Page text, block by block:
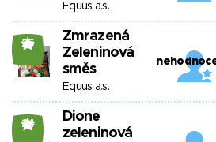
Equus a.s.
25
Zmrazená
Zeleninová
směs
Equus a.s.
24
Dione
zeleninová